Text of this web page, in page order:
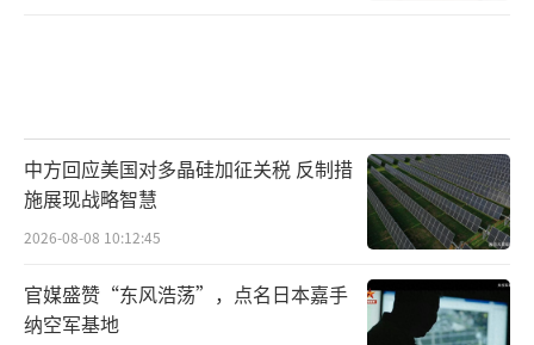
中方回应美国对多晶硅加征关税 反制措
施展现战略智慧
2026-08-08 10:12:45
官媒盛赞“东风浩荡”，点名日本嘉手
纳空军基地